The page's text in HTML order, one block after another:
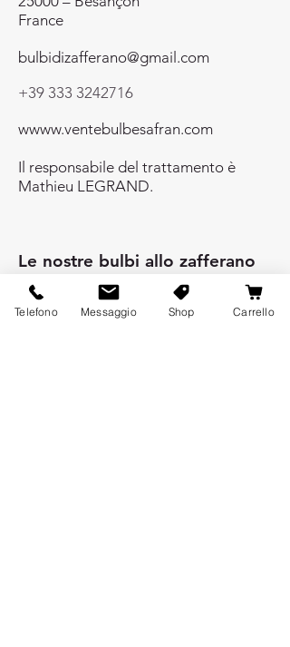
France
bulbidizafferano@gmail.com
+39 333 3242716
wwww.ventebulbesafran.com
Il responsabile del trattamento è
Mathieu LEGRAND.
Le nostre bulbi allo zafferano
Bulbi di zafferano biologico
Telefono Messaggio Shop Carrello